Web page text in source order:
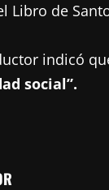
Libro de
indicó
social”.